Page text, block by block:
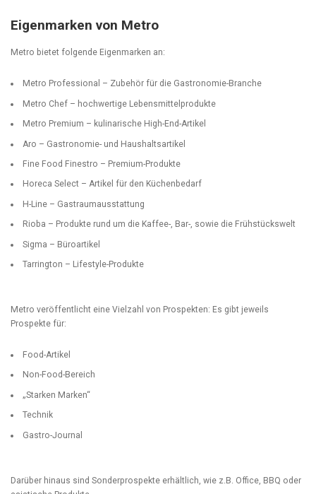
Eigenmarken von Metro
Metro bietet folgende Eigenmarken an:
Metro Professional – Zubehör für die Gastronomie-Branche
Metro Chef – hochwertige Lebensmittelprodukte
Metro Premium – kulinarische High-End-Artikel
Aro – Gastronomie- und Haushaltsartikel
Fine Food Finestro – Premium-Produkte
Horeca Select – Artikel für den Küchenbedarf
H-Line – Gastraumausstattung
Rioba – Produkte rund um die Kaffee-, Bar-, sowie die Frühstückswelt
Sigma – Büroartikel
Tarrington – Lifestyle-Produkte
Metro veröffentlicht eine Vielzahl von Prospekten: Es gibt jeweils
Prospekte für:
Food-Artikel
Non-Food-Bereich
„Starken Marken“
Technik
Gastro-Journal
Darüber hinaus sind Sonderprospekte erhältlich, wie z.B. Office, BBQ oder